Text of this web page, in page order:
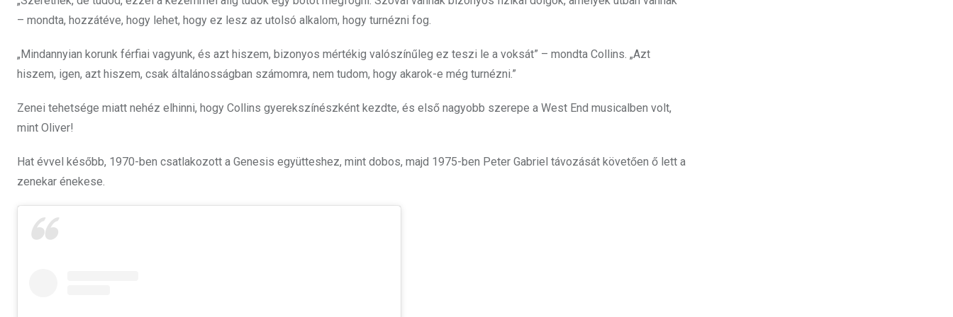
– mondta, hozzátéve, hogy lehet, hogy ez lesz az utolsó alkalom, hogy turnézni fog.
„Mindannyian korunk férfiai vagyunk, és azt hiszem, bizonyos mértékig valószínűleg ez teszi le a voksát” – mondta Collins. „Azt
hiszem, igen, azt hiszem, csak általánosságban számomra, nem tudom, hogy akarok-e még turnézni.”
Zenei tehetsége miatt nehéz elhinni, hogy Collins gyerekszínészként kezdte, és első nagyobb szerepe a West End musicalben volt,
mint Oliver!
Hat évvel később, 1970-ben csatlakozott a Genesis együtteshez, mint dobos, majd 1975-ben Peter Gabriel távozását követően ő lett a
zenekar énekese.